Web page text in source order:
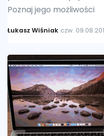
Poznaj jego możliwości
Łukasz Wiśniak czw.